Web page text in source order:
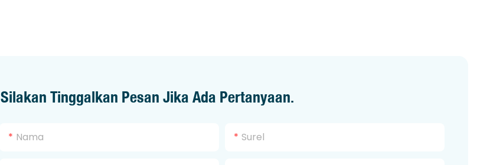
Silakan Tinggalkan Pesan Jika Ada Pertanyaan.
Nama Surel